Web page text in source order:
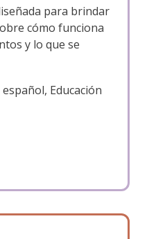
para brindar
cómo funciona
y lo que se
Educación